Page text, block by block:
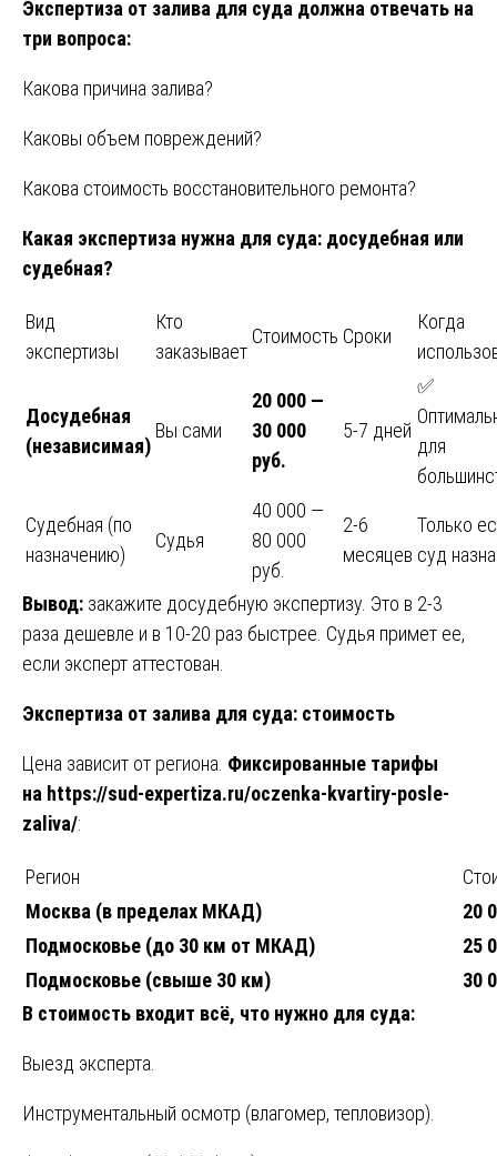
Экспертиза от залива для суда должна отвечать на
три вопроса:
Какова причина залива?
Каковы объем повреждений?
Какова стоимость восстановительного ремонта?
Какая экспертиза нужна для суда: досудебная или
судебная?
Вид
экспертизы
Кто
заказывает
Стоимость Сроки
Когда
Досудебная
(независимая)
Вы сами
20 000 —
30 000
руб.
5-7 дней
✅
для
Судебная (по
назначению)
Судья
40 000 —
80 000
руб.
2-6
месяцев
Только
суд
Вывод: закажите досудебную экспертизу. Это в 2-3
раза дешевле и в 10-20 раз быстрее. Судья примет ее,
если эксперт аттестован.
Экспертиза от залива для суда: стоимость
Цена зависит от региона. Фиксированные тарифы
на https://sud-expertiza.ru/oczenka-kvartiry-posle-
zaliva/:
Регион
Москва (в пределах МКАД)
20
Подмосковье (до 30 км от МКАД)
25
Подмосковье (свыше 30 км)
30
В стоимость входит всё, что нужно для суда:
Выезд эксперта.
Инструментальный осмотр (влагомер, тепловизор).